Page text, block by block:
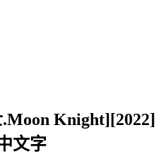
Knight][2022]
文字